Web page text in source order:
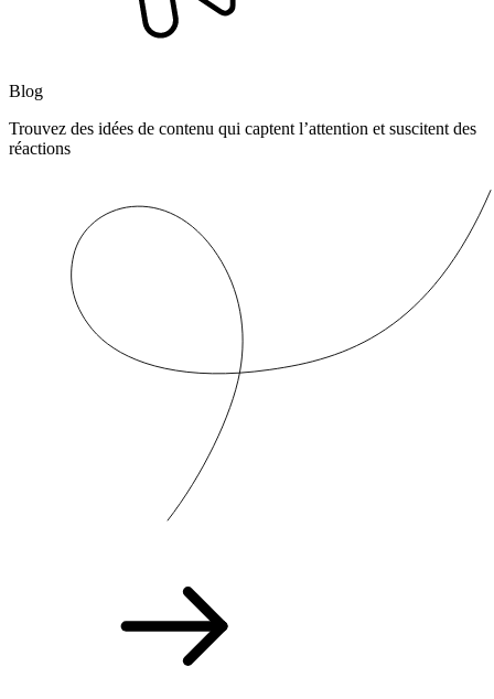
Blog
Trouvez des idées de contenu qui captent l’attention et suscitent des
réactions